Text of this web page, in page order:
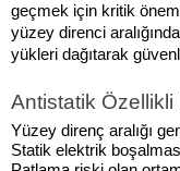
geçmek için kritik
yüzey direnci
yükleri dağıtarak
Antistatik
Yüzey direnç aralığı
Statik elektrik